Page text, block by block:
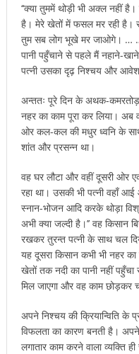
‘‘क्या तुममें थोड़ी भी अक्ल नहीं
है। मेरे खेतों में फसल मर रही है।
तुम सब लोग भूखे मर जाओगे। …
पानी पहुँचाने से पहले मैं नहाने-खाने
पत्नी उसका दृढ़ निश्चय और
अन्ततः पूरे दिन के अथक-
नहर का काम पूरा कर लिया।
ओर कल-कल की मधुर ध्वनि के
शांत और प्रसन्न था।
वह घर लौटा और वहीं दूसरी ओर
रहा था। उसकी भी पत्नी वहाँ आई
स्नान-भोजन आदि करके थोड़ा
अभी क्या जल्दी है।’’ वह किसान
रखकर तुरन्त पत्नी के साथ चल
यह दूसरा किसान कभी भी नहर
खेतों तक नदी का पानी नहीं
मिल जाएगा और वह काम छोड़कर
अपने निश्चय की क्रियान्विति के
विफलता का कारण बनती है। अपने
लगातार काम करने वाला व्यक्ति